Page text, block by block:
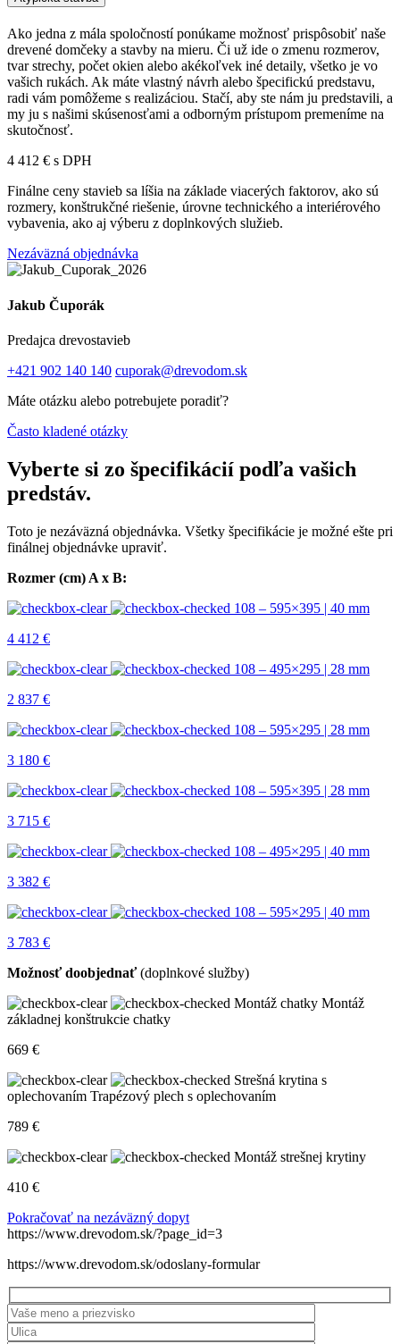
Ako jedna z mála spoločností ponúkame možnosť prispôsobiť naše
drevené domčeky a stavby na mieru. Či už ide o zmenu rozmerov,
tvar strechy, počet okien alebo akékoľvek iné detaily, všetko je vo
vašich rukách. Ak máte vlastný návrh alebo špecifickú predstavu,
radi vám pomôžeme s realizáciou. Stačí, aby ste nám ju predstavili, a
my ju s našimi skúsenosťami a odborným prístupom premeníme na
skutočnosť.
4 412 € s DPH
Finálne ceny stavieb sa líšia na základe viacerých faktorov, ako sú
rozmery, konštrukčné riešenie, úrovne technického a interiérového
vybavenia, ako aj výberu z doplnkových služieb.
Nezáväzná objednávka
Jakub Čuporák
Predajca drevostavieb
+421 902 140 140 cuporak@drevodom.sk
Máte otázku alebo potrebujete poradiť?
Často kladené otázky
Vyberte si zo špecifikácií podľa vašich
predstáv.
Toto je nezáväzná objednávka. Všetky špecifikácie je možné ešte pri
finálnej objednávke upraviť.
Rozmer (cm) A x B:
108 – 595×395 | 40 mm
4 412 €
108 – 495×295 | 28 mm
2 837 €
108 – 595×295 | 28 mm
3 180 €
108 – 595×395 | 28 mm
3 715 €
108 – 495×295 | 40 mm
3 382 €
108 – 595×295 | 40 mm
3 783 €
Možnosť doobjednať(doplnkové služby)
Montáž chatky Montáž
základnej konštrukcie chatky
669 €
Strešná krytina s
oplechovaním Trapézový plech s oplechovaním
789 €
Montáž strešnej krytiny
410 €
Pokračovať na nezáväzný dopyt
https://www.drevodom.sk/?page_id=3
https://www.drevodom.sk/odoslany-formular